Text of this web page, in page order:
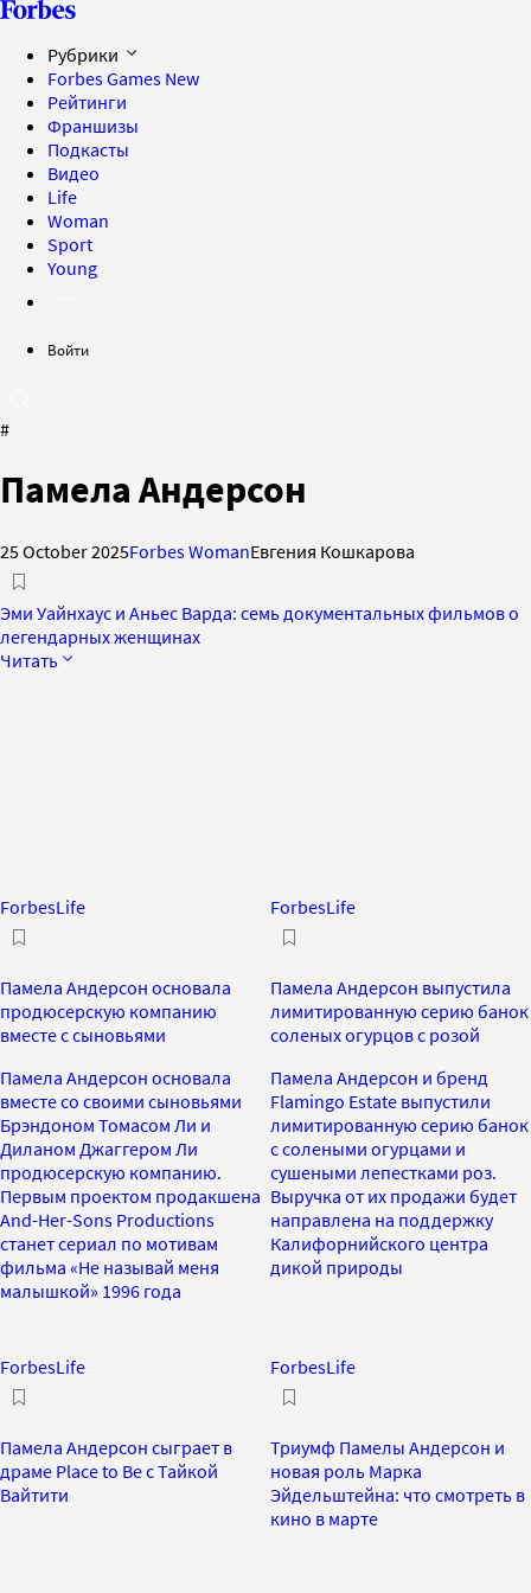
Рубрики
Forbes Games New
Рейтинги
Франшизы
Подкасты
Видео
Life
Woman
Sport
Young
Войти
#
Памела Андерсон
25 October 2025Forbes WomanЕвгения Кошкарова
Эми Уайнхаус и Аньес Варда: семь документальных фильмов о
легендарных женщинах
Читать
ForbesLife
Памела Андерсон основала
продюсерскую компанию
вместе с сыновьями
Памела Андерсон основала
вместе со своими сыновьями
Брэндоном Томасом Ли и
Диланом Джаггером Ли
продюсерскую компанию.
Первым проектом продакшена
And-Her-Sons Productions
станет сериал по мотивам
фильма «Не называй меня
малышкой» 1996 года
ForbesLife
Памела Андерсон выпустила
лимитированную серию банок
соленых огурцов с розой
Памела Андерсон и бренд
Flamingo Estate выпустили
лимитированную серию банок
с солеными огурцами и
сушеными лепестками роз.
Выручка от их продажи будет
направлена на поддержку
Калифорнийского центра
дикой природы
ForbesLife
Памела Андерсон сыграет в
драме Place to Be с Тайкой
Вайтити
ForbesLife
Триумф Памелы Андерсон и
новая роль Марка
Эйдельштейна: что смотреть в
кино в марте